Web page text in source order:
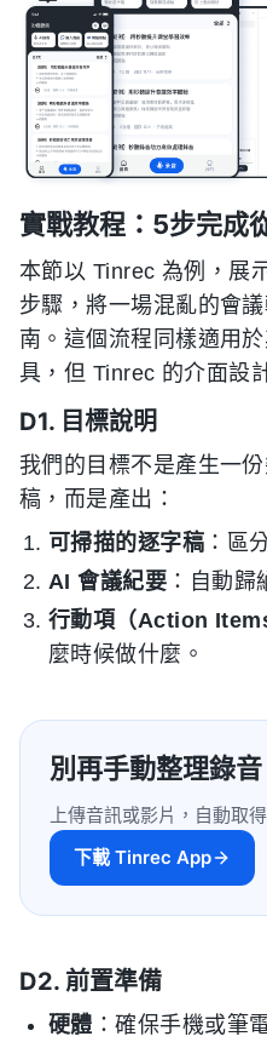
實戰教程：5步完成
本節以 Tinrec 為例，展
步驟，將一場混亂的會
南。這個流程同樣適用
具，但 Tinrec 的介面設
D1. 目標說明
我們的目標不是產生一
稿，而是產出：
可掃描的逐字稿 ：區
AI 會議紀要 ：自動歸
行動項（Action Items
麼時候做什麼。
別再手動整理錄音
上傳音訊或影片，自動取
下載 Tinrec App
D2. 前置準備
硬體 ：確保手機或筆